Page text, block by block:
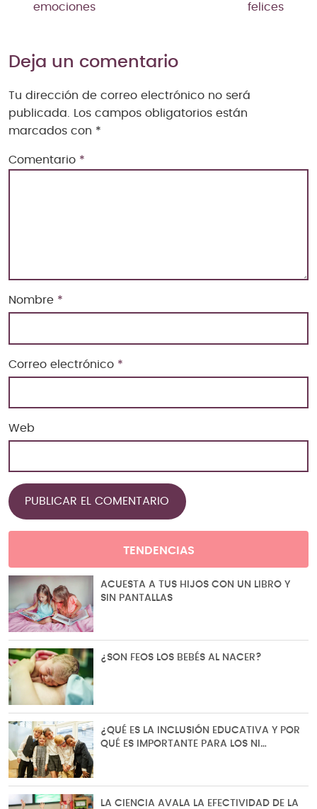
emociones
felices
Deja un comentario
Tu dirección de correo electrónico no será
publicada.
Los campos obligatorios están
marcados con *
Comentario *
Nombre *
Correo electrónico *
Web
TENDENCIAS
ACUESTA A TUS HIJOS CON UN LIBRO Y
SIN PANTALLAS
¿SON FEOS LOS BEBÉS AL NACER?
¿QUÉ ES LA INCLUSIÓN EDUCATIVA Y POR
QUÉ ES IMPORTANTE PARA LOS NI…
LA CIENCIA AVALA LA EFECTIVIDAD DE LA